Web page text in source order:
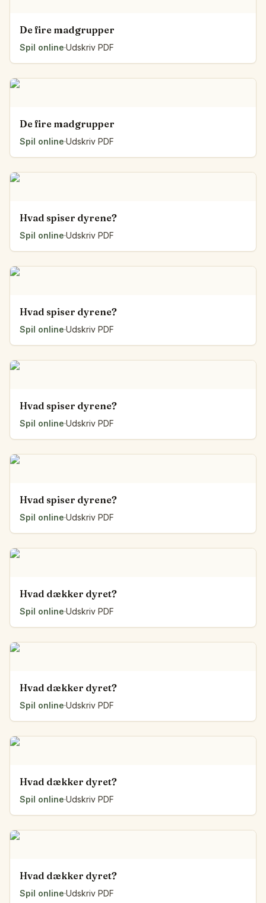
De fire madgrupper
Spil online·Udskriv PDF
De fire madgrupper
Spil online·Udskriv PDF
Hvad spiser dyrene?
Spil online·Udskriv PDF
Hvad spiser dyrene?
Spil online·Udskriv PDF
Hvad spiser dyrene?
Spil online·Udskriv PDF
Hvad spiser dyrene?
Spil online·Udskriv PDF
Hvad dækker dyret?
Spil online·Udskriv PDF
Hvad dækker dyret?
Spil online·Udskriv PDF
Hvad dækker dyret?
Spil online·Udskriv PDF
Hvad dækker dyret?
Spil online·Udskriv PDF